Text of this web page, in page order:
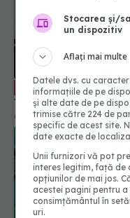
EXCLUSIV Boala venoasă cronică, simptome și
tratament. Toni
05 feb 2026, 11:36
Stocarea și/
un dispozitiv
Aflați mai multe
Datele dvs. cu
informațiile de pe
și alte date de pe
trimise către 224 de
specific de acest site.
date exacte de
Unii furnizori vă pot
interes legitim, față de
opțiunilor de mai jos.
acestei pagini pentru
consimțământul în
uri.